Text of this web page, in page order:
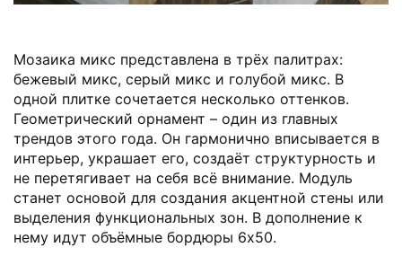
Мозаика микс представлена в трёх палитрах:
бежевый микс, серый микс и голубой микс. В
одной плитке сочетается несколько оттенков.
Геометрический орнамент – один из главных
трендов этого года. Он гармонично вписывается в
интерьер, украшает его, создаёт структурность и
не перетягивает на себя всё внимание. Модуль
станет основой для создания акцентной стены или
выделения функциональных зон. В дополнение к
нему идут объёмные бордюры 6х50.